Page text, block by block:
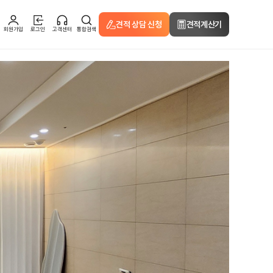
회원가입 로그인 고객센터 통합검색 견적 상담 신청 견적계산기